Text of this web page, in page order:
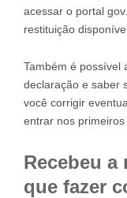
acessar o portal
restituição
Também é possível
declaração e saber
você corrigir
entrar nos
Recebeu a
que fazer